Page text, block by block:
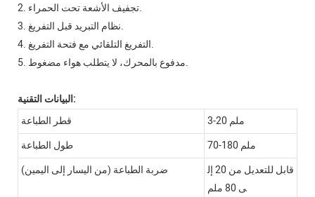
2. تجفيف الأشعة تحت الحمراء.
3. نظام التبريد قبل التفريغ.
4. التفريغ التلقائي مع فتحة التفريغ.
5. مدفوع بالمحرك، لا يتطلب هواء مضغوط.
البيانات التقنية:
قطر الطباعة
3-20 ملم
طول الطباعة
70-180 ملم
ضربة الطباعة (من اليسار إلى اليمين)
قابل للتعديل من 20 إل
ى 80 ملم